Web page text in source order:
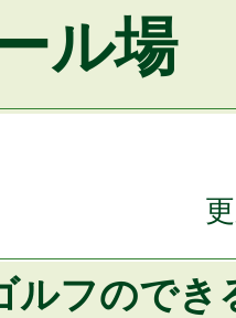
ル場
ルフのでき